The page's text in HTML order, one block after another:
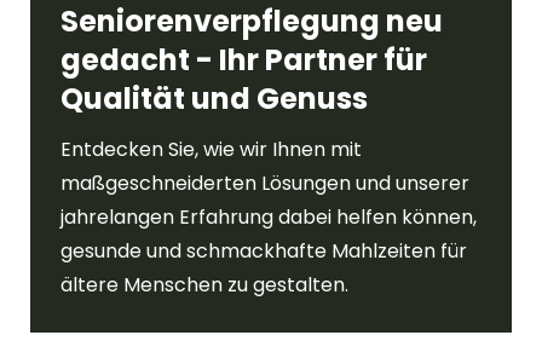
Seniorenverpflegung neu
gedacht - Ihr Partner für
Qualität und Genuss
Entdecken Sie, wie wir Ihnen mit
maßgeschneiderten Lösungen und unserer
jahrelangen Erfahrung dabei helfen können,
gesunde und schmackhafte Mahlzeiten für
ältere Menschen zu gestalten.